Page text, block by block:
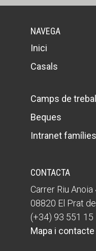
NAVEGA
Inici
Casals
Camps de
Beques
Intranet famílies
CONTACTA
Carrer Riu
08820 El Prat
(+34) 93 551 15
Mapa i contacte